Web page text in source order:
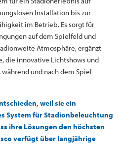
Installation bis zur
im Betrieb. Es sorgt für
auf dem Spielfeld und
Atmosphäre, ergänzt
die innovative Lichtshows und
und nach dem Spiel
weil sie ein
System für Stadionbeleuchtung
ihre Lösungen den höchsten
verfügt über langjährige